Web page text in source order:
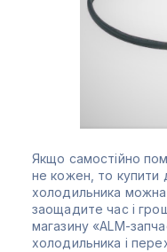
Якщо самостійно
не кожен, то купити
холодильника
заощадите час і
магазину «ALM-
холодильника і